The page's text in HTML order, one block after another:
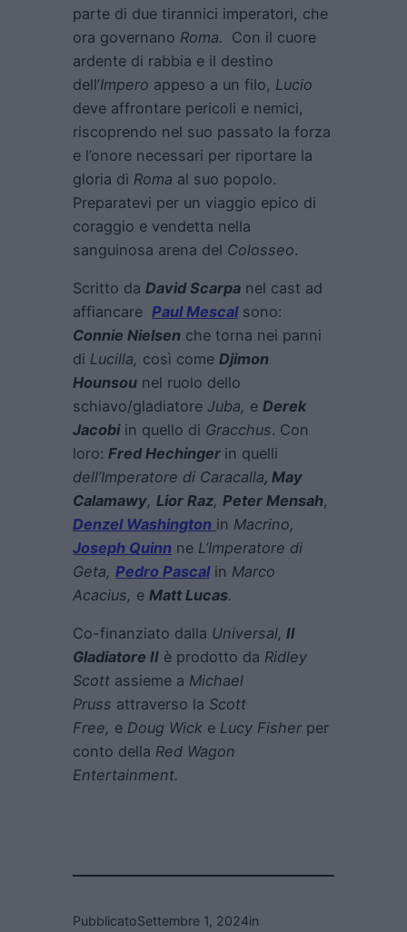
parte di due tirannici imperatori, che
ora governano Roma. Con il cuore
ardente di rabbia e il destino
dell’Impero appeso a un filo, Lucio
deve affrontare pericoli e nemici,
riscoprendo nel suo passato la forza
e l’onore necessari per riportare la
gloria di Roma al suo popolo.
Preparatevi per un viaggio epico di
coraggio e vendetta nella
sanguinosa arena del Colosseo.
Scritto da David Scarpa nel cast ad
affiancare Paul Mescalsono:
Connie Nielsen che torna nei panni
di Lucilla, così come Djimon
Hounsou nel ruolo dello
schiavo/gladiatore Juba, e Derek
Jacobiin quello di Gracchus. Con
loro: Fred Hechinger in quelli
dell’Imperatore di Caracalla, May
Calamawy, Lior Raz, Peter Mensah,
Denzel Washington in Macrino,
Joseph Quinn ne L’Imperatore di
Geta, Pedro Pascalin Marco
Acacius, e Matt Lucas.
Co-finanziato dalla Universal, Il
Gladiatore II è prodotto da Ridley
Scott assieme a Michael
Pruss attraverso la Scott
Free, e Doug Wick e Lucy Fisherper
conto della Red Wagon
Entertainment.
PubblicatoSettembre 1, 2024in